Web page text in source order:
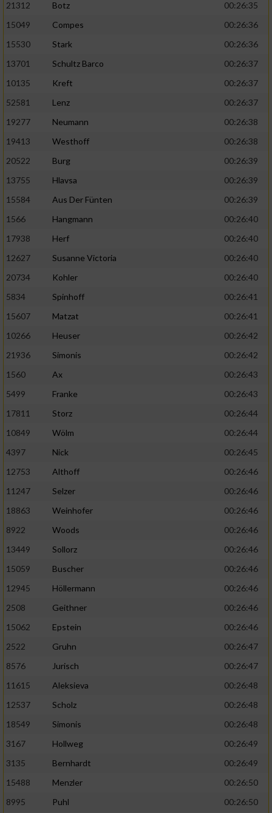
21312 Botz
00:26:35
15049
Compes
00:26:36
15530
Stark
00:26:36
13701
Schultz Barco
00:26:37
10135
Kreft
00:26:37
52581
Lenz
00:26:37
19277
Neumann
00:26:38
19413
Westhoff
00:26:38
20522
Burg
00:26:39
13755
Hlavsa
00:26:39
15584
Aus Der Fünten
00:26:39
1566
Hangmann
00:26:40
17938
Herf
00:26:40
12627
Susanne Victoria
00:26:40
20734
Kohler
00:26:40
5834
Spinhoff
00:26:41
15607
Matzat
00:26:41
10266
Heuser
00:26:42
21936
Simonis
00:26:42
1560
Ax
00:26:43
5499
Franke
00:26:43
17811
Storz
00:26:44
10849
Wölm
00:26:44
4397
Nick
00:26:45
12753
Althoff
00:26:46
11247
Selzer
00:26:46
18863
Weinhofer
00:26:46
8922
Woods
00:26:46
13449
Sollorz
00:26:46
15059
Buscher
00:26:46
12945
Höllermann
00:26:46
2508
Geithner
00:26:46
15062
Epstein
00:26:46
2522
Gruhn
00:26:47
8576
Jurisch
00:26:47
11615
Aleksieva
00:26:48
12537
Scholz
00:26:48
18549
Simonis
00:26:48
3167
Hollweg
00:26:49
3135
Bernhardt
00:26:49
15488
Menzler
00:26:50
8995
Puhl
00:26:50